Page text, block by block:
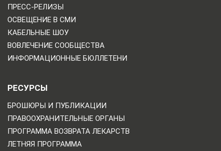
ПРЕСС-РЕЛИЗЫ
ОСВЕЩЕНИЕ В СМИ
КАБЕЛЬНЫЕ ШОУ
ВОВЛЕЧЕНИЕ СООБЩЕСТВА
ИНФОРМАЦИОННЫЕ БЮЛЛЕТЕНИ
РЕСУРСЫ
БРОШЮРЫ И ПУБЛИКАЦИИ
ПРАВООХРАНИТЕЛЬНЫЕ ОРГАНЫ
ПРОГРАММА ВОЗВРАТА ЛЕКАРСТВ
ЛЕТНЯЯ ПРОГРАММА